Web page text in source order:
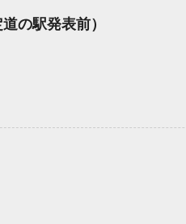
から容易に取り外しできるよう
いと思います。そのため、取
うです。しかしながら、季節に
明るいうちに夜モードになっ
いった感じになり、適切な切...
の駅発表前）